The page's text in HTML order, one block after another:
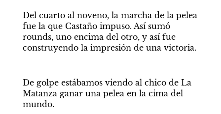
Del cuarto al noveno, la marcha de la pelea
fue la que Castaño impuso. Así sumó
rounds, uno encima del otro, y así fue
De golpe estábamos viendo al chico de La
Matanza ganar una pelea en la cima del
mundo.